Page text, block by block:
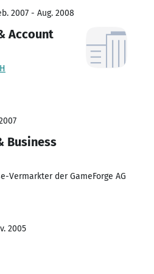
2007 - Aug. 2008
Account
Business
Vermarkter der GameForge AG
2005